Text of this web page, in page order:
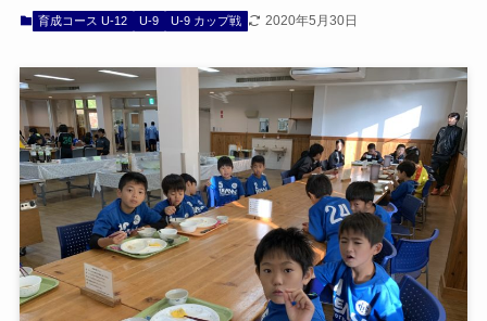
育成コース U-12 U-9 U-9 カップ戦 2020年5月30日